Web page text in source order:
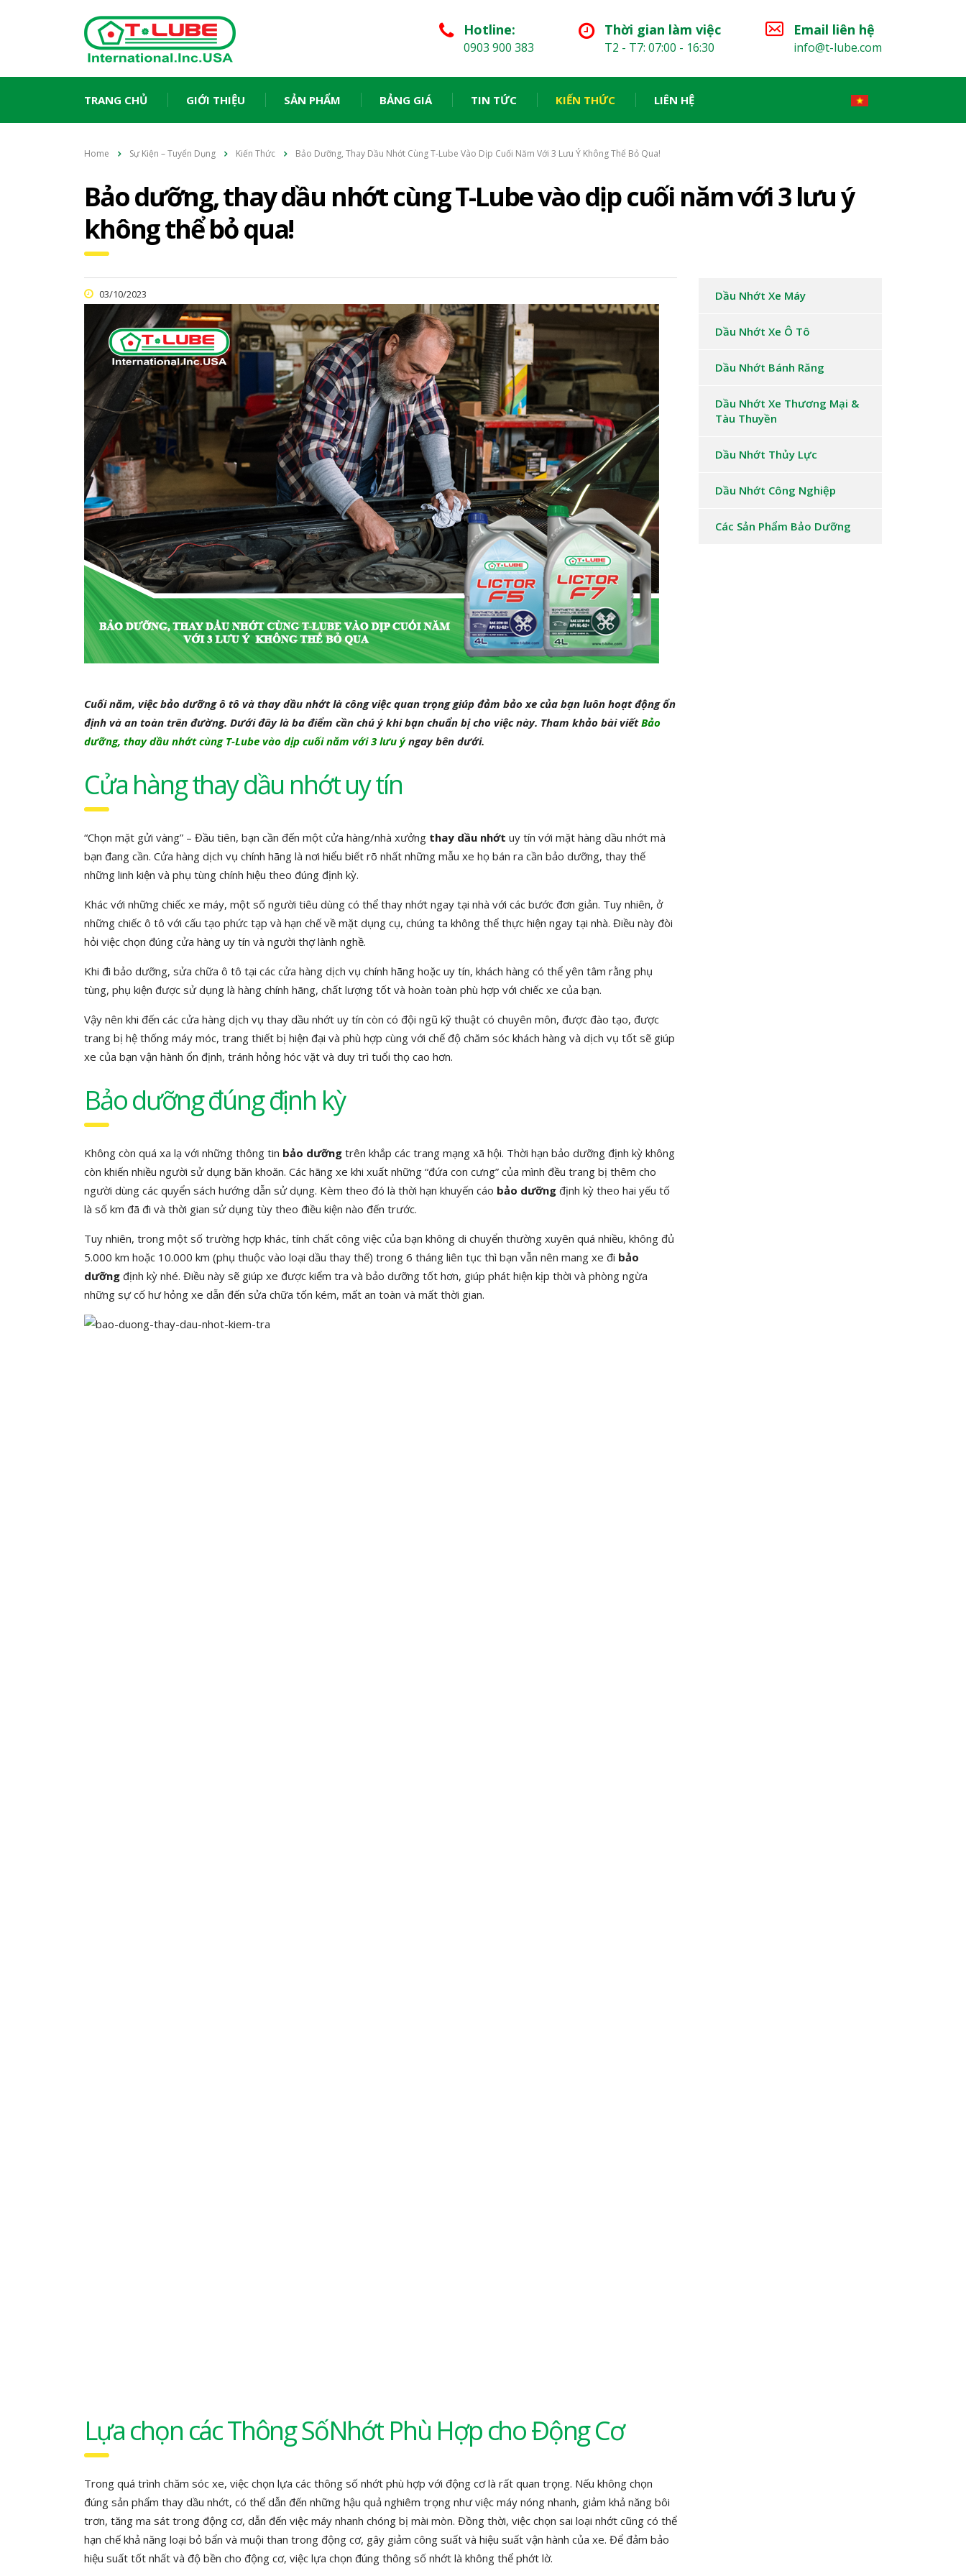
Email liên hệ
info@t-lube.com
Thời gian làm việc
T2 - T7: 07:00 - 16:30
Hotline:
0903 900 383
TRANG CHỦ GIỚI THIỆU SẢN PHẨM BẢNG GIÁ TIN TỨC KIẾN THỨC LIÊN HỆ
Home Sự Kiện – Tuyển Dụng Kiến Thức Bảo Dưỡng, Thay Dầu Nhớt Cùng T-Lube Vào Dịp Cuối Năm Với 3 Lưu Ý Không Thể Bỏ Qua!
Bảo dưỡng, thay dầu nhớt cùng T-Lube vào dịp cuối năm với 3 lưu ý
không thể bỏ qua!
03/10/2023
Cuối năm, việc bảo dưỡng ô tô và thay dầu nhớt là công việc quan trọng giúp đảm bảo xe của bạn luôn hoạt động ổn
định và an toàn trên đường. Dưới đây là ba điểm cần chú ý khi bạn chuẩn bị cho việc này. Tham khảo bài viếtBảo
dưỡng, thay dầu nhớt cùng T-Lube vào dịp cuối năm với 3 lưu ýngay bên dưới.
Cửa hàng thay dầu nhớt uy tín
“Chọn mặt gửi vàng” – Đầu tiên, bạn cần đến một cửa hàng/nhà xưởng thay dầu nhớt uy tín với mặt hàng dầu nhớt mà
bạn đang cần. Cửa hàng dịch vụ chính hãng là nơi hiểu biết rõ nhất những mẫu xe họ bán ra cần bảo dưỡng, thay thế
những linh kiện và phụ tùng chính hiệu theo đúng định kỳ.
Khác với những chiếc xe máy, một số người tiêu dùng có thể thay nhớt ngay tại nhà với các bước đơn giản. Tuy nhiên, ở
những chiếc ô tô với cấu tạo phức tạp và hạn chế về mặt dụng cụ, chúng ta không thể thực hiện ngay tại nhà. Điều này đòi
hỏi việc chọn đúng cửa hàng uy tín và người thợ lành nghề.
Khi đi bảo dưỡng, sửa chữa ô tô tại các cửa hàng dịch vụ chính hãng hoặc uy tín, khách hàng có thể yên tâm rằng phụ
tùng, phụ kiện được sử dụng là hàng chính hãng, chất lượng tốt và hoàn toàn phù hợp với chiếc xe của bạn.
Vậy nên khi đến các cửa hàng dịch vụ thay dầu nhớt uy tín còn có đội ngũ kỹ thuật có chuyên môn, được đào tạo, được
trang bị hệ thống máy móc, trang thiết bị hiện đại và phù hợp cùng với chế độ chăm sóc khách hàng và dịch vụ tốt sẽ giúp
xe của bạn vận hành ổn định, tránh hỏng hóc vặt và duy trì tuổi thọ cao hơn.
Bảo dưỡng đúng định kỳ
Không còn quá xa lạ với những thông tin bảo dưỡng trên khắp các trang mạng xã hội. Thời hạn bảo dưỡng định kỳ không
còn khiến nhiều người sử dụng băn khoăn. Các hãng xe khi xuất những “đứa con cưng” của mình đều trang bị thêm cho
người dùng các quyển sách hướng dẫn sử dụng. Kèm theo đó là thời hạn khuyến cáo bảo dưỡng định kỳ theo hai yếu tố
là số km đã đi và thời gian sử dụng tùy theo điều kiện nào đến trước.
Tuy nhiên, trong một số trường hợp khác, tính chất công việc của bạn không di chuyển thường xuyên quá nhiều, không đủ
5.000 km hoặc 10.000 km (phụ thuộc vào loại dầu thay thế) trong 6 tháng liên tục thì bạn vẫn nên mang xe đi bảo
dưỡng định kỳ nhé. Điều này sẽ giúp xe được kiểm tra và bảo dưỡng tốt hơn, giúp phát hiện kịp thời và phòng ngừa
những sự cố hư hỏng xe dẫn đến sửa chữa tốn kém, mất an toàn và mất thời gian.
Lựa chọn các Thông SốNhớt Phù Hợp cho Động Cơ
Trong quá trình chăm sóc xe, việc chọn lựa các thông số nhớt phù hợp với động cơ là rất quan trọng. Nếu không chọn
đúng sản phẩm thay dầu nhớt, có thể dẫn đến những hậu quả nghiêm trọng như việc máy nóng nhanh, giảm khả năng bôi
trơn, tăng ma sát trong động cơ, dẫn đến việc máy nhanh chóng bị mài mòn. Đồng thời, việc chọn sai loại nhớt cũng có thể
hạn chế khả năng loại bỏ bẩn và muội than trong động cơ, gây giảm công suất và hiệu suất vận hành của xe. Để đảm bảo
hiệu suất tốt nhất và độ bền cho động cơ, việc lựa chọn đúng thông số nhớt là không thể phớt lờ.
Dầu Nhớt Xe Máy
Dầu Nhớt Xe Ô Tô
Dầu Nhớt Bánh Răng
Dầu Nhớt Xe Thương Mại &
Tàu Thuyền
Dầu Nhớt Thủy Lực
Dầu Nhớt Công Nghiệp
Các Sản Phẩm Bảo Dưỡng